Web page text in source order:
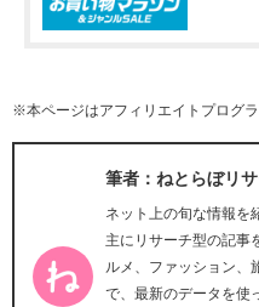
※本ページはアフィリエイトプログ
筆者：ねとらぼリ
ネット上の旬な情報を
主にリサーチ型の記事
ルメ、ファッション、
で、最新のデータを使